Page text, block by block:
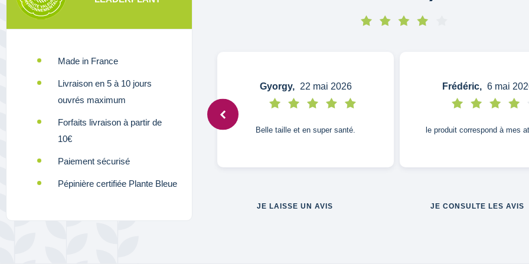
Made in France
Livraison en 5 à 10 jours
ouvrés maximum
Forfaits livraison à partir de
10€
Paiement sécurisé
Pépinière certifiée Plante Bleue
Anonymous, 11 août 2023
Très bien, je recommande
Gyorgy, 22 mai 2026
Belle taille et en super santé.
Frédéric, 6 mai
le produit correspond à mes
JE LAISSE UN AVIS JE CONSULTE LES AVIS